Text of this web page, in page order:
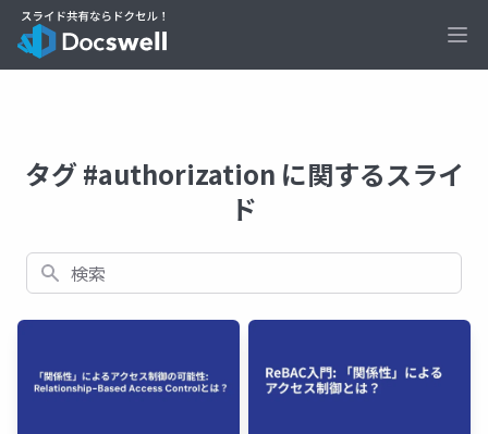
タグ #authorization に関するスライ
ド
検索